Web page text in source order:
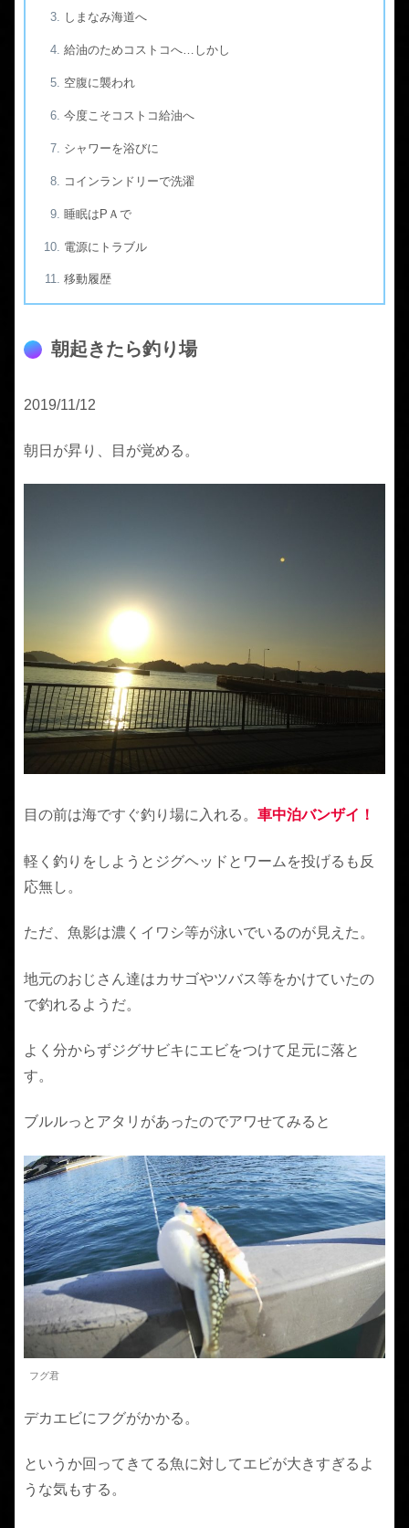
しまなみ海道へ
給油のためコストコへ…しかし
空腹に襲われ
今度こそコストコ給油へ
シャワーを浴びに
コインランドリーで洗濯
睡眠はPＡで
電源にトラブル
移動履歴
朝起きたら釣り場
2019/11/12
朝日が昇り、目が覚める。
目の前は海ですぐ釣り場に入れる。 車中泊バンザイ！
軽く釣りをしようとジグヘッドとワームを投げるも反
応無し。
ただ、魚影は濃くイワシ等が泳いでいるのが見えた。
地元のおじさん達はカサゴやツバス等をかけていたの
で釣れるようだ。
よく分からずジグサビキにエビをつけて足元に落と
す。
ブルルっとアタリがあったのでアワせてみると
フグ君
デカエビにフグがかかる。
というか回ってきてる魚に対してエビが大きすぎるよ
うな気もする。